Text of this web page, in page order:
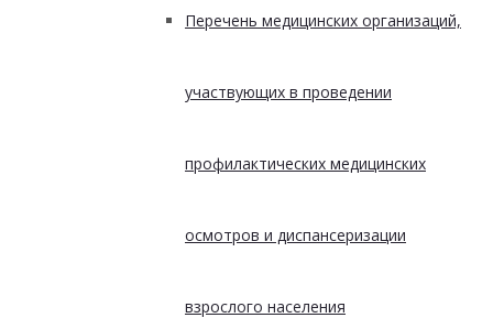
Перечень медицинских организаций,
участвующих в проведении
профилактических медицинских
осмотров и диспансеризации
взрослого населения